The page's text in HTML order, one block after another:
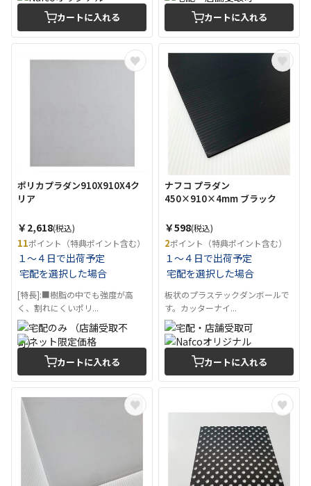
カートに入れる カートに入れる
ポリカプラダン910X910X4ク
リア
￥2,618(税込)
11ポイント（特典ポイント含む）
１～４日で出荷予定
宅配を選択した場合
[特長]:■樹脂の中でも強度が高
く、割れにくいポリ...
カートに入れる
ナフコ プラダン
450×910×4mm ブラック
￥598(税込)
2ポイント（特典ポイント含む）
１～４日で出荷予定
宅配を選択した場合
板状のプラステックダンボールで
す。カッターナイ...
カートに入れる